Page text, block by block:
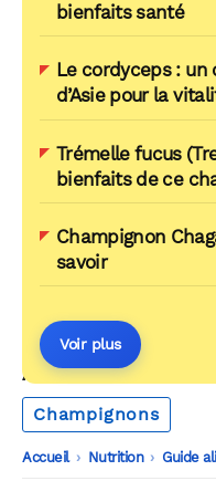
bienfaits santé
Le cordyceps :
d’Asie pour la
Trémelle fucus
bienfaits de ce
Champignon
savoir
Voir plus
AUTOUR DU MÊME
Champignons
Accueil -
Nutrition -
Guide